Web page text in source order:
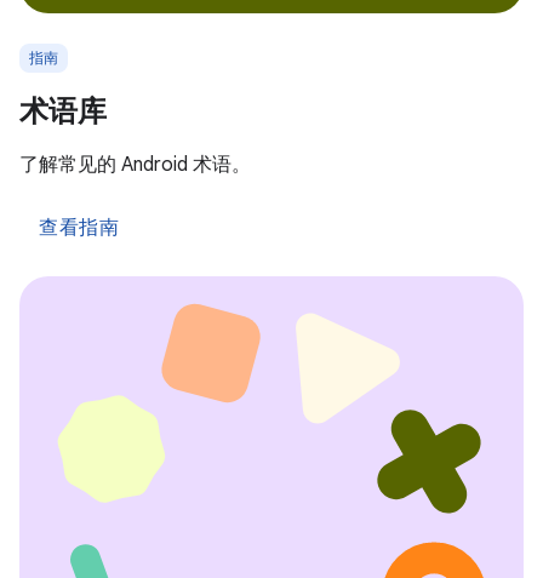
指南
术语库
了解常见的 Android 术语。
查看指南